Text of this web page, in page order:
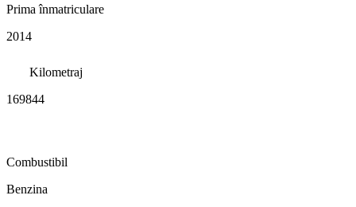
Prima înmatriculare
2014
Kilometraj
169844
Combustibil
Benzina